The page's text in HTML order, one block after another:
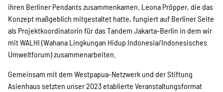
ihren Berliner Pendants zusammenkamen. Leona Pröpper, die das
Konzept maßgeblich mitgestaltet hatte, fungiert auf Berliner Seite
als Projektkoordinatorin für das Tandem Jakarta-Berlin in dem wir
mit WALHI (Wahana Lingkungan Hidup Indonesia/Indonesisches
Umweltforum) zusammenarbeiten.
Gemeinsam mit dem Westpapua-Netzwerk und der Stiftung
Asienhaus setzten unser 2023 etablierte Veranstaltungsformat